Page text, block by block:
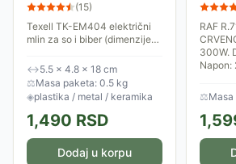
(15)
Texell TK-EM404 električni
mlin za so i biber (dimenzije
izrađen od plastike, metala i
keramike, idealan za sveže...
↔5.5 × 4.8 × 18 cm
⚖Masa paketa: 0.5 kg
◈plastika / metal / keramika
1,490 RSD
Dodaj u korpu
RAF
300W.
Napon:
⚖Masa